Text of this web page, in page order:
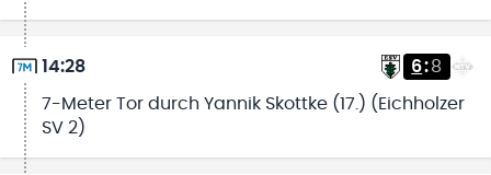
14:28 6:8
7-Meter Tor durch Yannik Skottke (17.) (Eichholzer
SV 2)